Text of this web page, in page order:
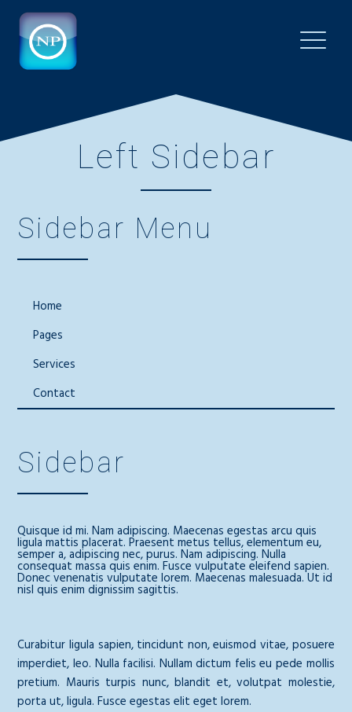
Left Sidebar
Sidebar Menu
Home
Pages
Services
Contact
Sidebar
Quisque id mi. Nam adipiscing. Maecenas egestas arcu quis
ligula mattis placerat. Praesent metus tellus, elementum eu,
semper a, adipiscing nec, purus. Nam adipiscing. Nulla
consequat massa quis enim. Fusce vulputate eleifend sapien.
Donec venenatis vulputate lorem. Maecenas malesuada. Ut id
nisl quis enim dignissim sagittis.
Curabitur ligula sapien, tincidunt non, euismod vitae, posuere
imperdiet, leo. Nulla facilisi. Nullam dictum felis eu pede mollis
pretium. Mauris turpis nunc, blandit et, volutpat molestie,
porta ut, ligula. Fusce egestas elit eget lorem.